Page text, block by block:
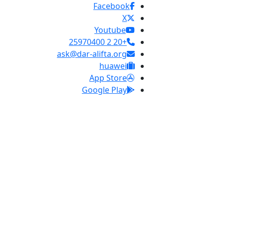
Facebook
X
Youtube
+20 2 25970400
ask@dar-alifta.org
huawei
App Store
Google Play